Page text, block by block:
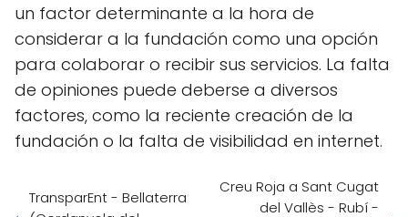
un factor determinante a la hora de
considerar a la fundación como una opción
para colaborar o recibir sus servicios. La falta
de opiniones puede deberse a diversos
factores, como la reciente creación de la
fundación o la falta de visibilidad en internet.
TransparEnt - Bellaterra
Creu Roja a Sant Cugat
del Vallès - Rubí -